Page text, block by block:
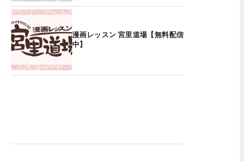
漫画レッスン 宮里道場【無料配信
中】